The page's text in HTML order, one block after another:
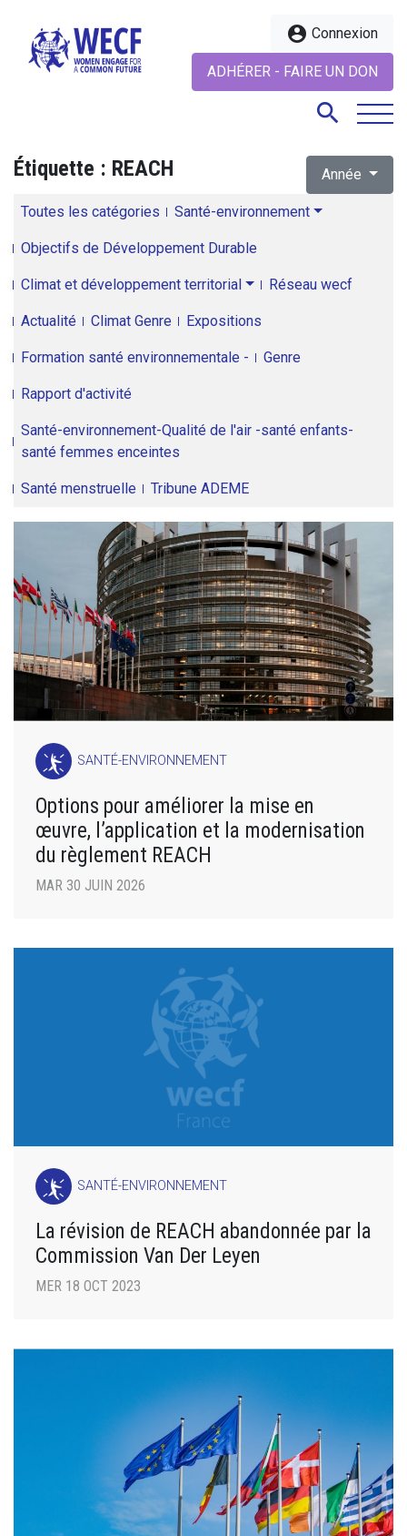
account_circle Connexion
ADHÉRER - FAIRE UN DON
search
Étiquette : REACH Année
Toutes les catégories Santé-environnement
Objectifs de Développement Durable
Climat et développement territorial Réseau wecf
Actualité Climat Genre Expositions
Formation santé environnementale - Genre
Rapport d'activité
Santé-environnement-Qualité de l'air -santé enfants-
santé femmes enceintes
Santé menstruelle Tribune ADEME
SANTÉ-ENVIRONNEMENT
Options pour améliorer la mise en
œuvre, l’application et la modernisation
du règlement REACH
MAR 30 JUIN 2026
SANTÉ-ENVIRONNEMENT
La révision de REACH abandonnée par la
Commission Van Der Leyen
MER 18 OCT 2023